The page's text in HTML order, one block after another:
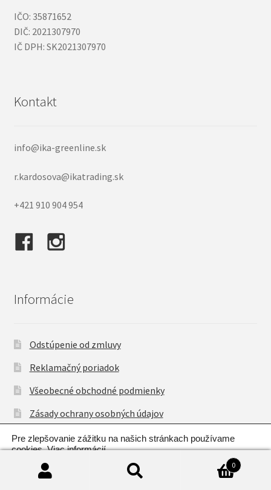
IČO: 35871652
DIČ: 2021307970
IČ DPH: SK2021307970
Kontakt
info@ika-greenline.sk
r.kardosova@ikatrading.sk
+421 910 904 954
Informácie
Odstúpenie od zmluvy
Reklamačný poriadok
Všeobecné obchodné podmienky
Zásady ochrany osobných údajov
Vyhľadávanie
0
Pre zlepšovanie zážitku na našich stránkach používame
cookies.Viac informácií.